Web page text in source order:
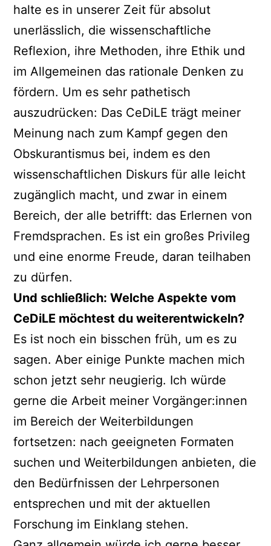
halte es in unserer Zeit für absolut
unerlässlich, die wissenschaftliche
Reflexion, ihre Methoden, ihre Ethik und
im Allgemeinen das rationale Denken zu
fördern. Um es sehr pathetisch
auszudrücken: Das CeDiLE trägt meiner
Meinung nach zum Kampf gegen den
Obskurantismus bei, indem es den
wissenschaftlichen Diskurs für alle leicht
zugänglich macht, und zwar in einem
Bereich, der alle betrifft: das Erlernen von
Fremdsprachen. Es ist ein großes Privileg
und eine enorme Freude, daran teilhaben
zu dürfen.
Und schließlich: Welche Aspekte vom
CeDiLE möchtest du weiterentwickeln?
Es ist noch ein bisschen früh, um es zu
sagen. Aber einige Punkte machen mich
schon jetzt sehr neugierig. Ich würde
gerne die Arbeit meiner Vorgänger:innen
im Bereich der Weiterbildungen
fortsetzen: nach geeigneten Formaten
suchen und Weiterbildungen anbieten, die
den Bedürfnissen der Lehrpersonen
entsprechen und mit der aktuellen
Forschung im Einklang stehen.